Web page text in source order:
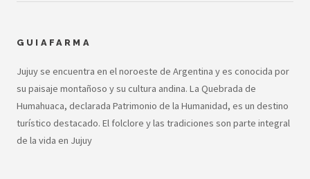
GUIAFARMA
Jujuy se encuentra en el noroeste de Argentina y es conocida por
su paisaje montañoso y su cultura andina. La Quebrada de
Humahuaca, declarada Patrimonio de la Humanidad, es un destino
turístico destacado. El folclore y las tradiciones son parte integral
de la vida en Jujuy